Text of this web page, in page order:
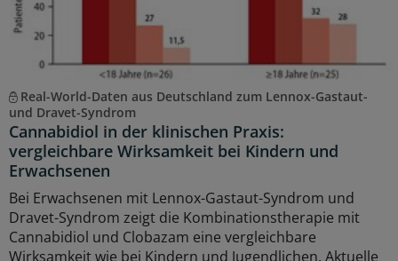
Real-World-Daten aus Deutschland zum Lennox-Gastaut-
und Dravet-Syndrom
Cannabidiol in der klinischen Praxis:
vergleichbare Wirksamkeit bei Kindern und
Erwachsenen
Bei Erwachsenen mit Lennox-Gastaut-Syndrom und
Dravet-Syndrom zeigt die Kombinationstherapie mit
Cannabidiol und Clobazam eine vergleichbare
Wirksamkeit wie bei Kindern und Jugendlichen. Aktuelle